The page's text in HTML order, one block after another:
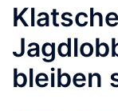
bleiben